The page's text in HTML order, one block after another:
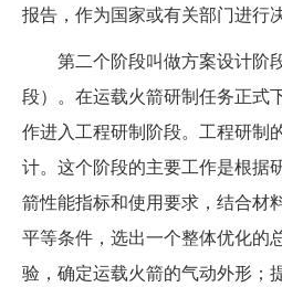
报告，作为国家或有关部门进行
第二个阶段叫做方案设计阶
段）。在运载火箭研制任务正式
作进入工程研制阶段。工程研制
计。这个阶段的主要工作是根据
箭性能指标和使用要求，结合材
平等条件，选出一个整体优化的
验，确定运载火箭的气动外形；